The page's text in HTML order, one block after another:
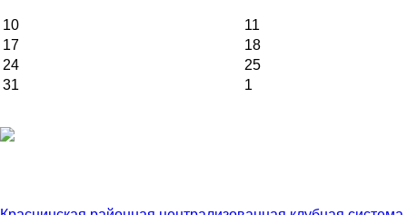
10
11
17
18
24
25
31
1